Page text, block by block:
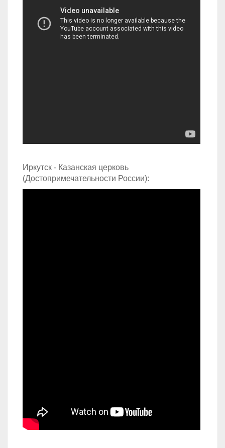
Иркутск - Казанская церковь
(Достопримечательности России):